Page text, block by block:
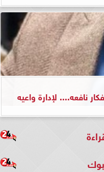
نافعه.... لإدارة واعيه